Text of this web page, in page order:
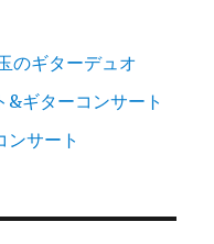
のギターデュオ
&ギターコンサート
ンサート